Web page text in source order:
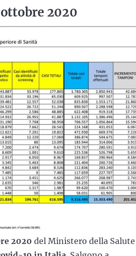
2020
2020 del Ministero della Salute